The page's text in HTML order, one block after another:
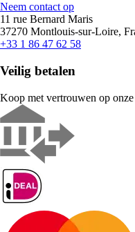
Neem contact op
11 rue Bernard Maris
37270 Montlouis-sur-Loire,
+33 1 86 47 62 58
Veilig betalen
Koop met vertrouwen op onze